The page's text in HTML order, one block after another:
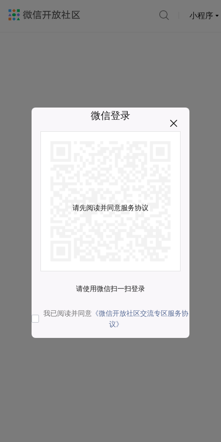
小程序
微信登录
请先阅读并同意服务协议
请使用微信扫一扫登录
我已阅读并同意 《微信开放社区交流专区服务协
议》